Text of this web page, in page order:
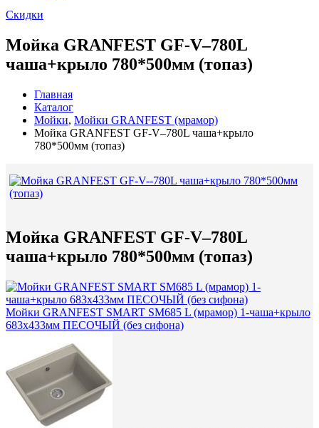
Скидки
Мойка GRANFEST GF-V–780L
чаша+крыло 780*500мм (топаз)
Главная
Каталог
Мойки, Мойки GRANFEST (мрамор)
Мойка GRANFEST GF-V–780L чаша+крыло
780*500мм (топаз)
Мойка GRANFEST GF-V–780L
чаша+крыло 780*500мм (топаз)
Мойки GRANFEST SMART SM685 L (мрамор) 1-чаша+крыло
683х433мм ПЕСОЧЫЙ (без сифона)